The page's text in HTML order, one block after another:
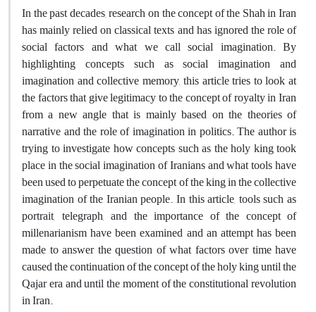
In the past decades, research on the concept of the Shah in Iran
has mainly relied on classical texts and has ignored the role of
social factors and what we call social imagination. By
highlighting concepts such as social imagination and
imagination and collective memory, this article tries to look at
the factors that give legitimacy to the concept of royalty in Iran
from a new angle that is mainly based on the theories of
narrative and the role of imagination in politics. The author is
trying to investigate how concepts such as the holy king took
place in the social imagination of Iranians and what tools have
been used to perpetuate the concept of the king in the collective
imagination of the Iranian people. In this article, tools such as
portrait, telegraph, and the importance of the concept of
millenarianism have been examined and an attempt has been
made to answer the question of what factors over time have
caused the continuation of the concept of the holy king until the
Qajar era and until the moment of the constitutional revolution
in Iran.